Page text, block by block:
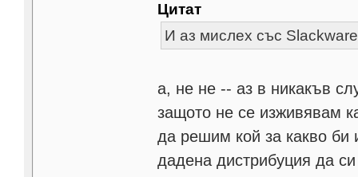
Цитат
И аз мислех със
а, не не -- аз в никакъв
защото не се изживявам
да решим кой за какво би
дадена дистрибуция да